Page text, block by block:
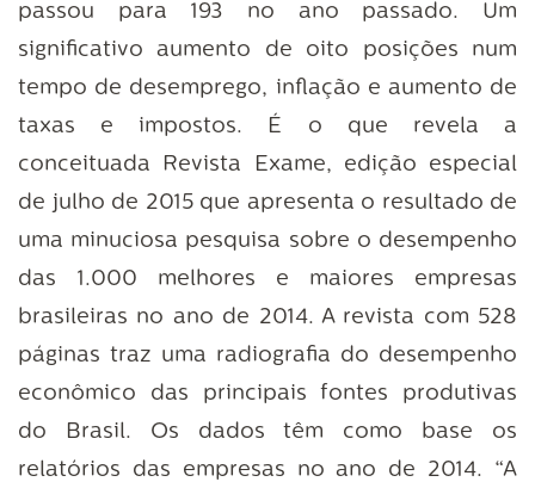
passou para 193 no ano passado. Um
significativo aumento de oito posições num
tempo de desemprego, inflação e aumento de
taxas e impostos. É o que revela a
conceituada Revista Exame, edição especial
de julho de 2015 que apresenta o resultado de
uma minuciosa pesquisa sobre o desempenho
das 1.000 melhores e maiores empresas
brasileiras no ano de 2014. A revista com 528
páginas traz uma radiografia do desempenho
econômico das principais fontes produtivas
do Brasil. Os dados têm como base os
relatórios das empresas no ano de 2014. “A